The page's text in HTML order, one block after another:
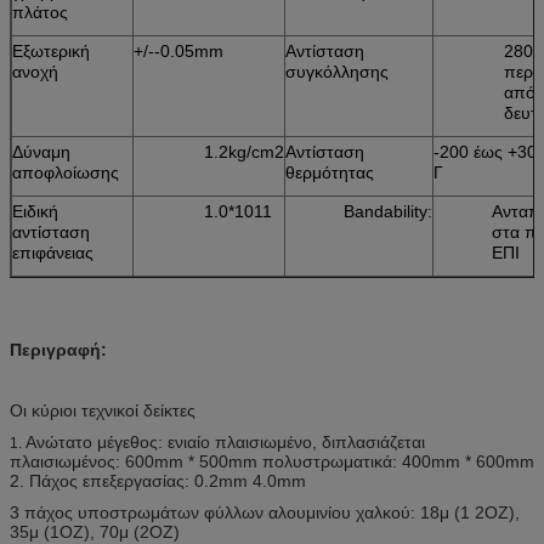
πλάτος
Εξωτερική
ανοχή
+/--0.05mm
Αντίσταση
συγκόλλησης
280
από
Δύναμη
αποφλοίωσης
1.2kg/cm2Αντίσταση
θερμότητας
-200 έως
Γ
Ειδική
αντίσταση
επιφάνειας
1.0*1011 Bandability:
στα
ΕΠΙ
Περιγραφή:
Οι κύριοι τεχνικοί δείκτες
1. Ανώτατο μέγεθος: ενιαίο πλαισιωμένο, διπλασιάζεται
πλαισιωμένος: 600mm * 500mm πολυστρωματικά: 400mm * 600mm
2. Πάχος επεξεργασίας: 0.2mm 4.0mm
3 πάχος υποστρωμάτων φύλλων αλουμινίου χαλκού: 18μ (1 2OZ),
35μ (1OZ), 70μ (2OZ)